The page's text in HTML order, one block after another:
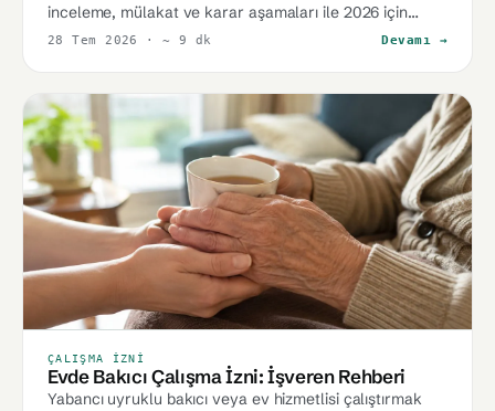
inceleme, mülakat ve karar aşamaları ile 2026 için
kabaca bekleme süreleri.
28 Tem 2026 · ~ 9 dk Devamı →
ÇALIŞMA İZNI
Evde Bakıcı Çalışma İzni: İşveren Rehberi
Yabancı uyruklu bakıcı veya ev hizmetlisi çalıştırmak